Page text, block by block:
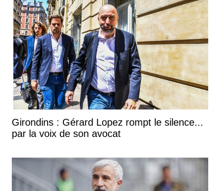
Girondins : Gérard Lopez rompt le silence...
par la voix de son avocat